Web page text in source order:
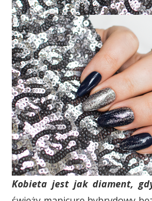
Kobieta jest jak diament,